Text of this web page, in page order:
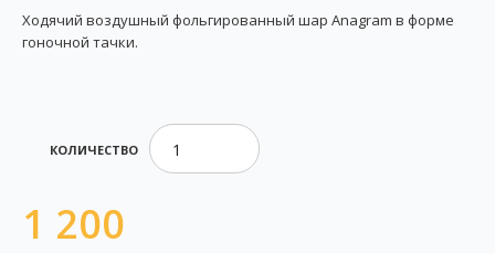
Ходячий воздушный фольгированный шар Anagram в форме
гоночной тачки.
КОЛИЧЕСТВО
1 200